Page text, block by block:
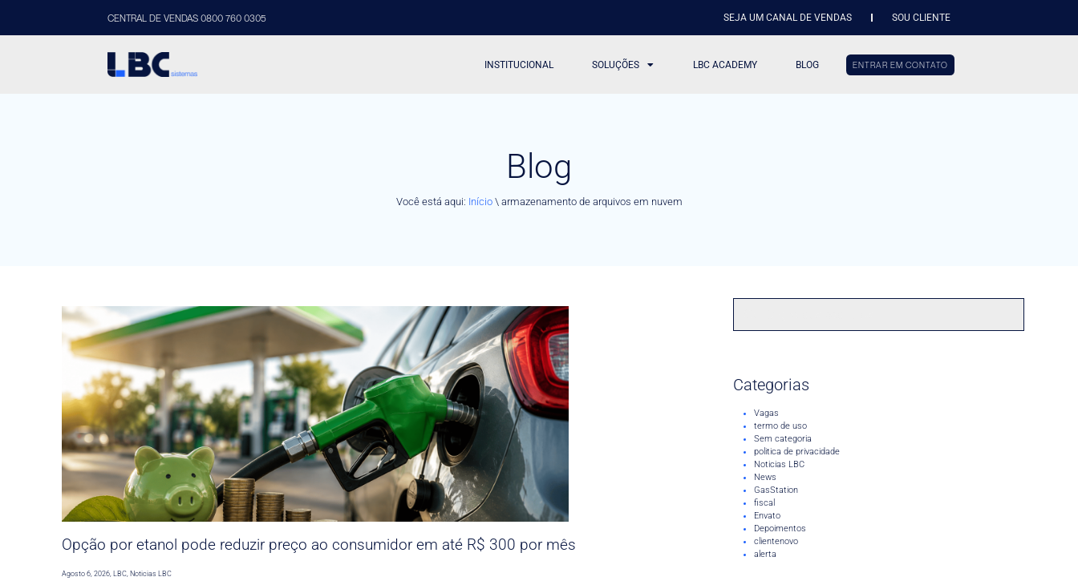
CENTRAL DE VENDAS 0800 760 0305 SEJA UM CANAL DE VENDAS SOU CLIENTE
INSTITUCIONAL SOLUÇÕES LBC ACADEMY BLOG ENTRAR EM CONTATO
Blog
Você está aqui: Início\ armazenamento de arquivos em nuvem
Opção por etanol pode reduzir preço ao consumidor em até R$ 300 por mês
Agosto 6, 2026,LBC,Noticias LBC
Categorias
Vagas
termo de uso
Sem categoria
politica de privacidade
Noticias LBC
News
GasStation
fiscal
Envato
Depoimentos
clientenovo
alerta